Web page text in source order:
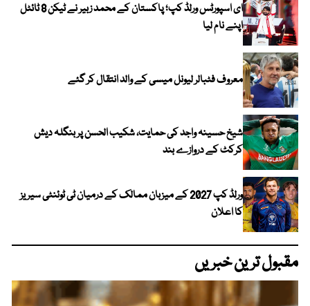
ای اسپورٹس ورلڈ کپ؛ پاکستان کے محمد زبیر نے ٹیکن 8 ٹائٹل
اپنے نام لیا
معروف فٹبالر لیونل میسی کے والد انتقال کر گئے
شیخ حسینہ واجد کی حمایت، شکیب الحسن پر بنگلہ دیش
کرکٹ کے دروازے بند
ورلڈ کپ 2027 کے میزبان ممالک کے درمیان ٹی ٹوئنٹی سیریز
کا اعلان
مقبول ترین خبریں